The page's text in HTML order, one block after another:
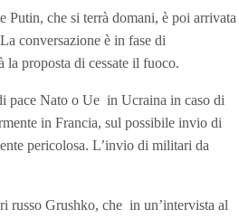
Putin, che si terrà domani, è poi arrivata
conversazione è in fase di
la proposta di cessate il fuoco.
pace Nato o Ue in Ucraina in caso di
in Francia, sul possibile invio di
pericolosa. L’invio di militari da
russo Grushko, che in un’intervista al